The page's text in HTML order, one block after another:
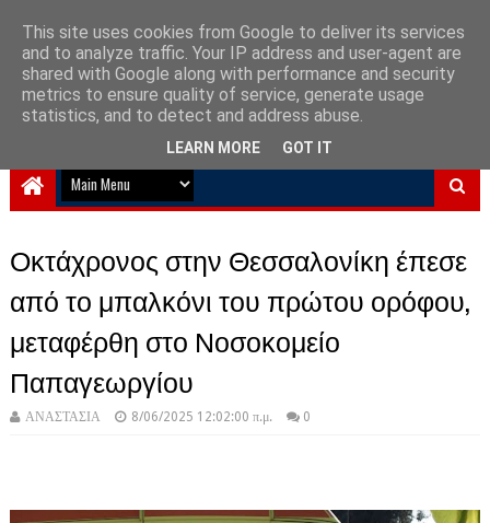
NewPlanet09
Ειδήσεις νέα από την Ελλάδα και τον κόσμο
Οκτάχρονος στην Θεσσαλονίκη έπεσε
από το μπαλκόνι του πρώτου ορόφου,
μεταφέρθη στο Νοσοκομείο
Παπαγεωργίου
ΑΝΑΣΤΑΣΙΑ 8/06/2025 12:02:00 π.μ. 0
This site uses cookies from Google to deliver its services
and to analyze traffic. Your IP address and user-agent are
shared with Google along with performance and security
metrics to ensure quality of service, generate usage
statistics, and to detect and address abuse.
LEARN MORE GOT IT